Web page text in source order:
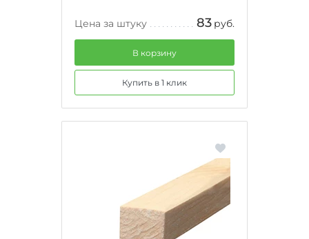
Цена за штуку 83 руб.
В корзину
Купить в 1 клик